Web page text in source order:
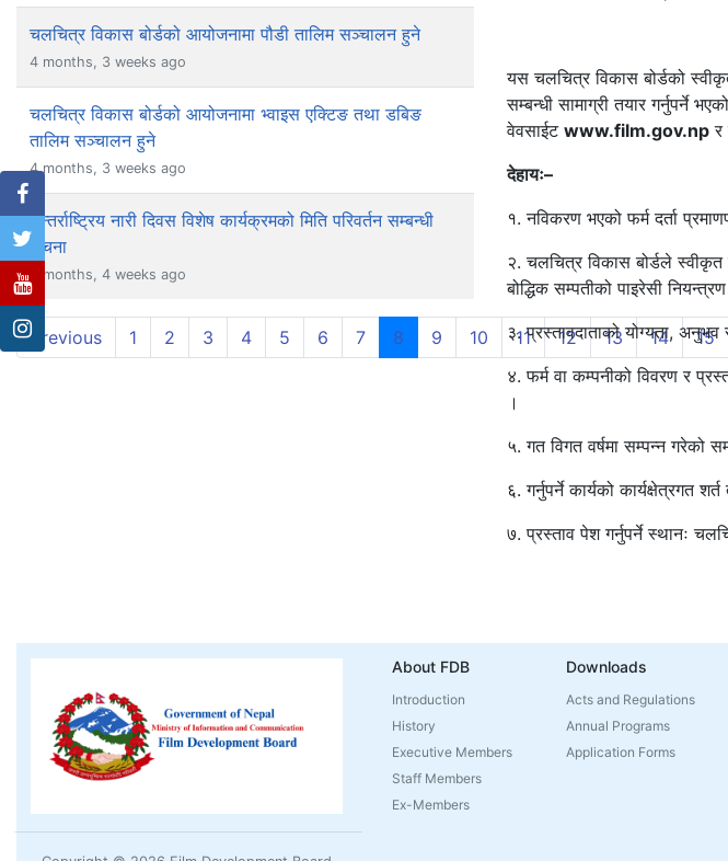
चलचित्र विकास बोर्डको आयोजनामा पौडी तालिम सञ्चालन हुने
4 months, 3 weeks ago
चलचित्र विकास बोर्डको आयोजनामा भ्वाइस एक्टिङ तथा डबिङ
तालिम सञ्चालन हुने
4 months, 3 weeks ago
अन्तर्राष्ट्रिय नारी दिवस विशेष कार्यक्रमको मिति परिवर्तन सम्बन्धी
सूचना
4 months, 4 weeks ago
Previous 1 2 3 4 5 6 7 8 (current)
9 10 11 12 13 14 15
प्रकाशित
यस चलचित्र विकास बोर्डको
सम्बन्धी सामाग्री तयार गर्नुपर्ने
वेवसाईट www.film.gov.np र
देहायः–
१. नविकरण भएको फर्म दर्ता
२. चलचित्र विकास बोर्डले
बोद्धिक सम्पतीको पाइरेसी
३. प्रस्तावदाताको योग्यता, अनुभव
४. फर्म वा कम्पनीको विवरण र
।
५. गत विगत वर्षमा सम्पन्न गरेको
६. गर्नुपर्ने कार्यको कार्यक्षेत्रगत
७. प्रस्ताव पेश गर्नुपर्ने स्थानः
About FDB
Introduction
History
Executive Members
Staff Members
Ex-Members
Downloads
Acts and Regulations
Annual Programs
Application Forms